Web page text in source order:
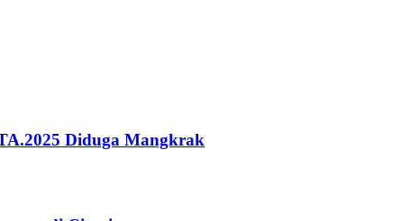
Diduga Mangkrak